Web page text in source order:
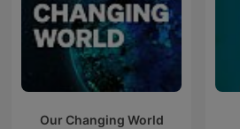
Our Changing World